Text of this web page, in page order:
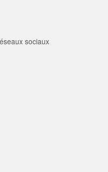
sociaux